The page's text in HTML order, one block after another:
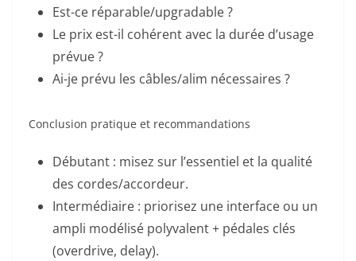
Est-ce réparable/upgradable ?
Le prix est-il cohérent avec la durée d’usage
prévue ?
Ai-je prévu les câbles/alim nécessaires ?
Conclusion pratique et recommandations
Débutant : misez sur l’essentiel et la qualité
des cordes/accordeur.
Intermédiaire : priorisez une interface ou un
ampli modélisé polyvalent + pédales clés
(overdrive, delay).